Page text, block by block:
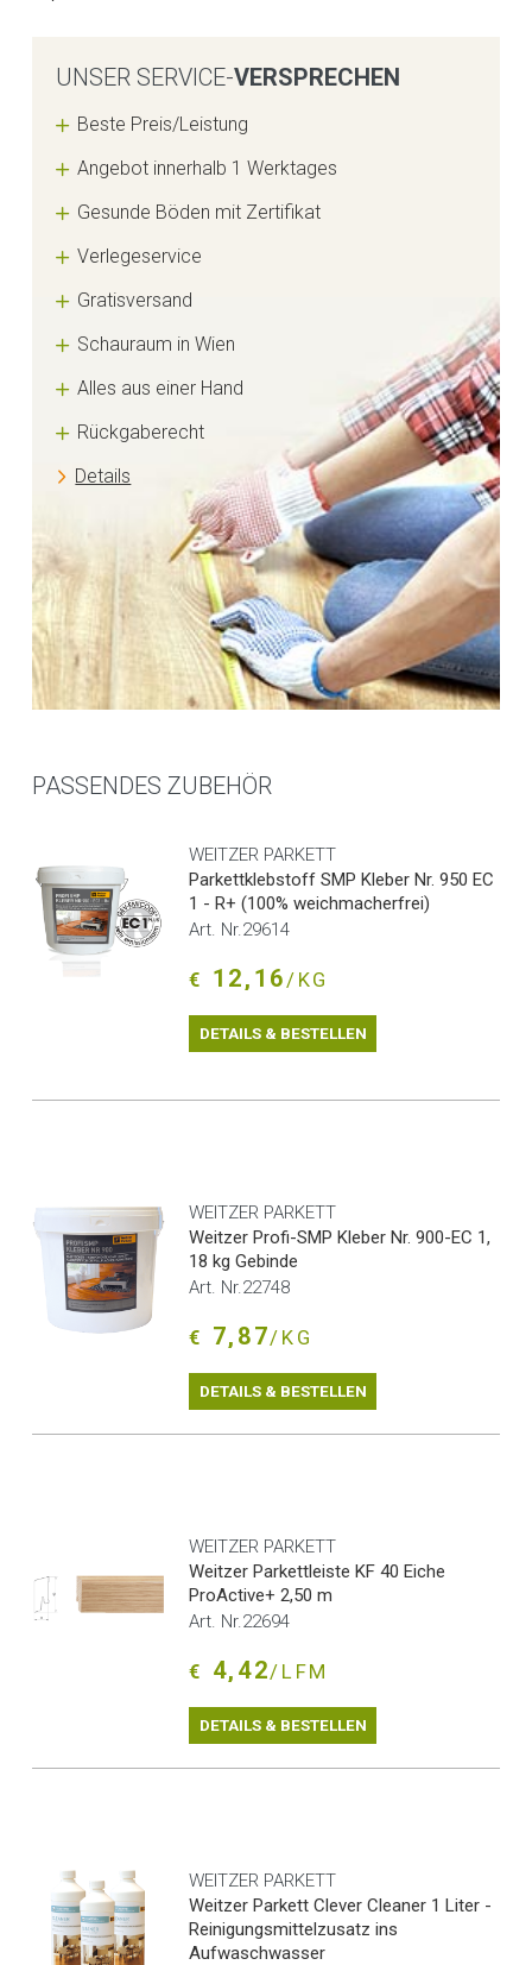
UNSER SERVICE-VERSPRECHEN
Beste Preis/Leistung
Angebot innerhalb 1 Werktages
Gesunde Böden mit Zertifikat
Verlegeservice
Gratisversand
Schauraum in Wien
Alles aus einer Hand
Rückgaberecht
Details
PASSENDES ZUBEHÖR
WEITZER PARKETT
Parkettklebstoff SMP Kleber Nr. 950 EC
1 - R+ (100% weichmacherfrei)
Art. Nr.29614
€ 12,16/KG
DETAILS & BESTELLEN
WEITZER PARKETT
Weitzer Profi-SMP Kleber Nr. 900-EC 1,
18 kg Gebinde
Art. Nr.22748
€ 7,87/KG
DETAILS & BESTELLEN
WEITZER PARKETT
Weitzer Parkettleiste KF 40 Eiche
ProActive+ 2,50 m
Art. Nr.22694
€ 4,42/LFM
DETAILS & BESTELLEN
WEITZER PARKETT
Weitzer Parkett Clever Cleaner 1 Liter -
Reinigungsmittelzusatz ins
Aufwaschwasser